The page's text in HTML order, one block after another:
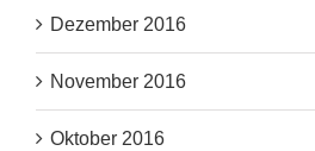
Dezember 2016
November 2016
Oktober 2016